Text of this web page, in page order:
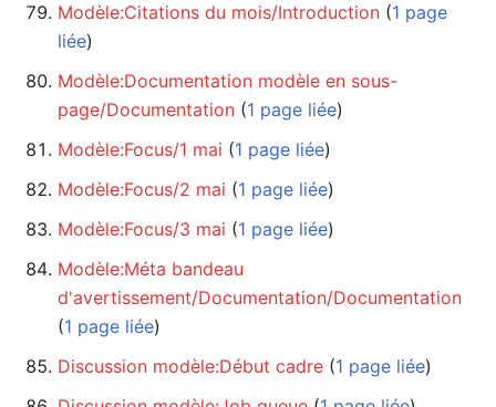
Modèle:Citations du mois/Introduction ‏‎ (1 page
liée)
Modèle:Documentation modèle en sous-
page/Documentation ‏‎ (1 page liée)
Modèle:Focus/1 mai ‏‎ (1 page liée)
Modèle:Focus/2 mai ‏‎ (1 page liée)
Modèle:Focus/3 mai ‏‎ (1 page liée)
Modèle:Méta bandeau
d'avertissement/Documentation/Documentation
(1 page liée)
Discussion modèle:Début cadre ‏‎ (1 page liée)